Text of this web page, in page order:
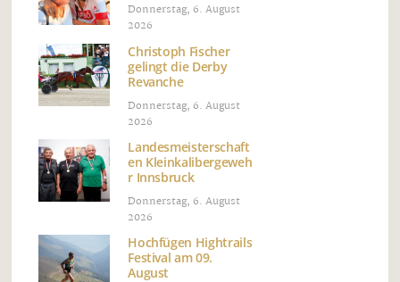
Donnerstag, 6. August
2026
Christoph Fischer
gelingt die Derby
Revanche
Donnerstag, 6. August
2026
Landesmeisterschaft
en Kleinkalibergeweh
r Innsbruck
Donnerstag, 6. August
2026
Hochfügen Hightrails
Festival am 09.
August